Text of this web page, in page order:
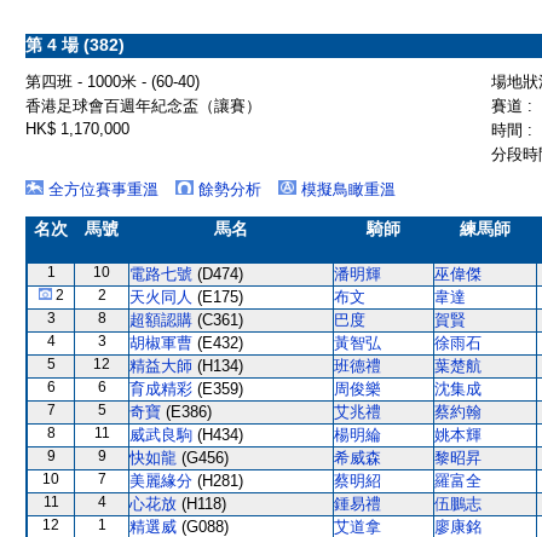
第 4 場 (382)
第四班 - 1000米 - (60-40)
場地
香港足球會百週年紀念盃（讓賽）
賽道 :
HK$ 1,170,000
時間 :
分段
全方位賽事重溫
餘勢分析 模擬鳥瞰重溫
名次 馬號 馬名 騎師 練馬師
1 10 電路七號 (D474) 潘明輝 巫偉傑
2 2 天火同人 (E175) 布文 韋達
3 8 超額認購 (C361) 巴度 賀賢
4 3 胡椒軍曹 (E432) 黃智弘 徐雨石
5 12 精益大師 (H134) 班德禮 葉楚航
6 6 育成精彩 (E359) 周俊樂 沈集成
7 5 奇寶 (E386) 艾兆禮 蔡約翰
8 11 威武良駒 (H434) 楊明綸 姚本輝
9 9 快如龍 (G456) 希威森 黎昭昇
10 7 美麗緣分 (H281) 蔡明紹 羅富全
11 4 心花放 (H118) 鍾易禮 伍鵬志
12 1 精選威 (G088) 艾道拿
廖康銘